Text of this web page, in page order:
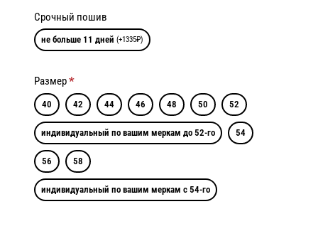
Срочный пошив
не больше 11 дней (+1335₽)
Размер
40 42 44 46 48 50 52
индивидуальный по вашим меркам до 52-го 54
56 58
индивидуальный по вашим меркам с 54-го